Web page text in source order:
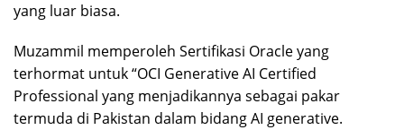
yang luar biasa.
Muzammil memperoleh Sertifikasi Oracle yang
terhormat untuk “OCI Generative AI Certified
Professional yang menjadikannya sebagai pakar
termuda di Pakistan dalam bidang AI generative.